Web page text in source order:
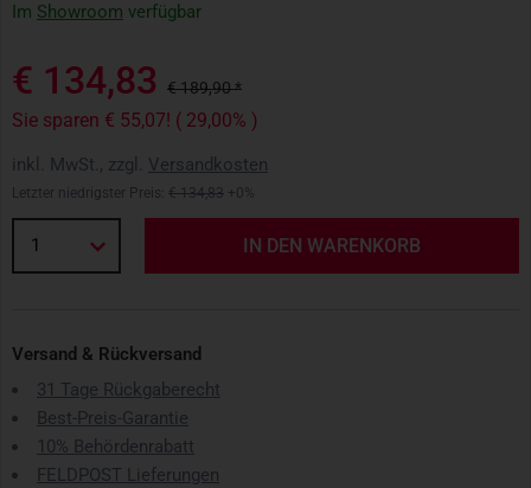
Im Showroom verfügbar
€ 134,83 € 189,90 *
Sie sparen € 55,07! ( 29,00% )
inkl. MwSt., zzgl. Versandkosten
Letzter niedrigster Preis: € 134,83 +0%
1 IN DEN WARENKORB
Versand & Rückversand
31 Tage Rückgaberecht
Best-Preis-Garantie
10% Behördenrabatt
FELDPOST Lieferungen